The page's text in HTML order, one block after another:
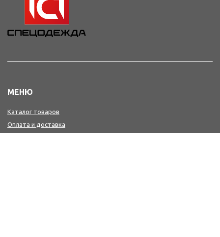
МЕНЮ
Каталог товаров
Оплата и доставка